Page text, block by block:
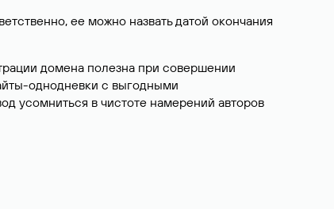
ее можно назвать датой окончания
домена полезна при совершении
однодневки с выгодными
усомниться в чистоте намерений авторов